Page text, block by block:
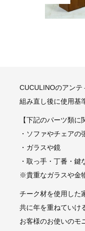
CUCULINOのアンテ
組み直し後に使用基
【下記のパーツ類に
・ソファやチェア
・ガラスや鏡
・取っ手・丁番・鍵
※貴重なガラスや金
チーク材を使用した
共に年を重ねていけ
お客様のお使いのモ